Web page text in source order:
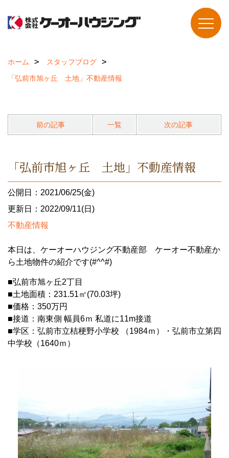
ホーム
スタッフブログ
「弘前市旭ヶ丘 土地」不動産情報
前の記事 一覧 次の記事
「弘前市旭ヶ丘 土地」不動産情報
公開日：2021/06/25(金)
更新日：2022/09/11(日)
不動産情報
本日は、ケーオーハウジング不動産部 ケーオー不動産か
ら土地物件の紹介です(#^^#)
■弘前市旭ヶ丘2丁目
■土地面積：231.51㎡(70.03坪)
■価格：350万円
■接道：南東側 幅員6ｍ 私道に11m接道
■学区：弘前市立桔梗野小学校 （1984ｍ）・弘前市立第四
中学校（1640ｍ）